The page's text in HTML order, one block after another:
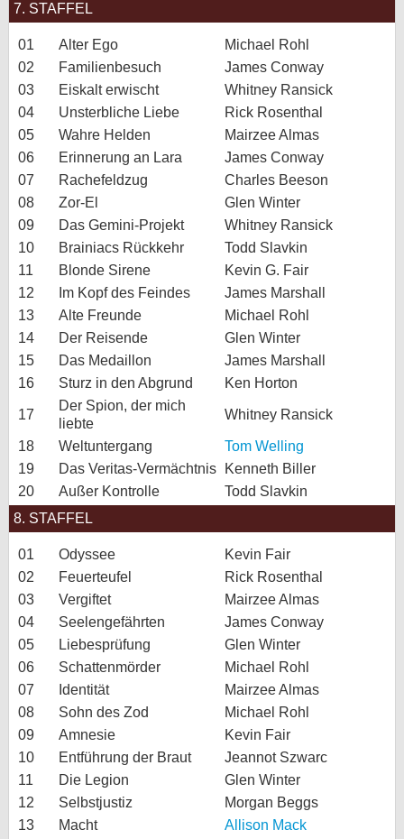
7. STAFFEL
01 Alter Ego
Michael Rohl
02
Familienbesuch
James Conway
03
Eiskalt erwischt
Whitney Ransick
04
Unsterbliche Liebe
Rick Rosenthal
05
Wahre Helden
Mairzee Almas
06
Erinnerung an Lara
James Conway
07
Rachefeldzug
Charles Beeson
08
Zor-El
Glen Winter
09
Das Gemini-Projekt
Whitney Ransick
10
Brainiacs Rückkehr
Todd Slavkin
11
Blonde Sirene
Kevin G. Fair
12
Im Kopf des Feindes
James Marshall
13
Alte Freunde
Michael Rohl
14
Der Reisende
Glen Winter
15
Das Medaillon
James Marshall
16
Sturz in den Abgrund Ken Horton
17
Der Spion, der mich
liebte
Whitney Ransick
18 Weltuntergang
Tom Welling
19
Das Veritas-Vermächtnis
Kenneth Biller
20
Außer Kontrolle
Todd Slavkin
8. STAFFEL
01 Odyssee
Kevin Fair
02
Feuerteufel
Rick Rosenthal
03
Vergiftet
Mairzee Almas
04
Seelengefährten
James Conway
05
Liebesprüfung
Glen Winter
06
Schattenmörder
Michael Rohl
07
Identität
Mairzee Almas
08
Sohn des Zod
Michael Rohl
09
Amnesie
Kevin Fair
10
Entführung der Braut
Jeannot Szwarc
11
Die Legion
Glen Winter
12
Selbstjustiz
Morgan Beggs
13
Macht
Allison Mack